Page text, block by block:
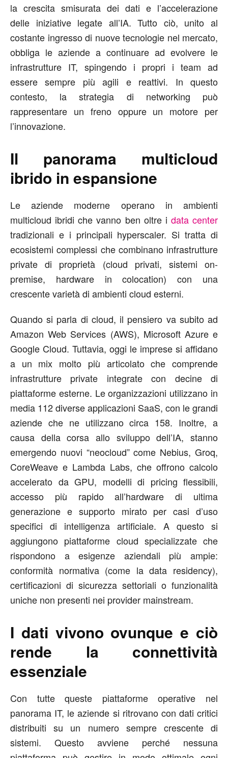
la crescita smisurata dei dati e l’accelerazione
delle iniziative legate all’IA. Tutto ciò, unito al
costante ingresso di nuove tecnologie nel mercato,
obbliga le aziende a continuare ad evolvere le
infrastrutture IT, spingendo i propri i team ad
essere sempre più agili e reattivi. In questo
contesto, la strategia di networking può
rappresentare un freno oppure un motore per
l’innovazione.
Il panorama multicloud
ibrido in espansione
Le aziende moderne operano in ambienti
multicloud ibridi che vanno ben oltre i data center
tradizionali e i principali hyperscaler. Si tratta di
ecosistemi complessi che combinano infrastrutture
private di proprietà (cloud privati, sistemi on-
premise, hardware in colocation) con una
crescente varietà di ambienti cloud esterni.
Quando si parla di cloud, il pensiero va subito ad
Amazon Web Services (AWS), Microsoft Azure e
Google Cloud. Tuttavia, oggi le imprese si affidano
a un mix molto più articolato che comprende
infrastrutture private integrate con decine di
piattaforme esterne. Le organizzazioni utilizzano in
media 112 diverse applicazioni SaaS, con le grandi
aziende che ne utilizzano circa 158. Inoltre, a
causa della corsa allo sviluppo dell’IA, stanno
emergendo nuovi “neocloud” come Nebius, Groq,
CoreWeave e Lambda Labs, che offrono calcolo
accelerato da GPU, modelli di pricing flessibili,
accesso più rapido all’hardware di ultima
generazione e supporto mirato per casi d’uso
specifici di intelligenza artificiale. A questo si
aggiungono piattaforme cloud specializzate che
rispondono a esigenze aziendali più ampie:
conformità normativa (come la data residency),
certificazioni di sicurezza settoriali o funzionalità
uniche non presenti nei provider mainstream.
I dati vivono ovunque e ciò
rende la connettività
essenziale
Con tutte queste piattaforme operative nel
panorama IT, le aziende si ritrovano con dati critici
distribuiti su un numero sempre crescente di
sistemi. Questo avviene perché nessuna